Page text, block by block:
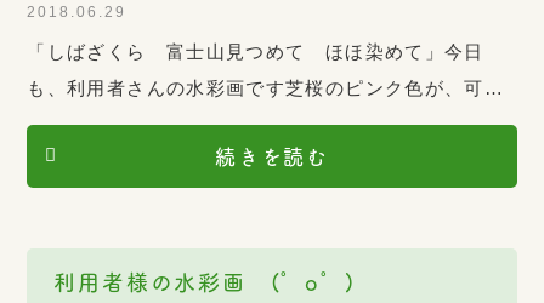
2018.06.29
「しばざくら 富士山見つめて ほほ染めて」今日
も、利用者さんの水彩画です芝桜のピンク色が、可愛
いですね デイサービスめぐみ
続きを読む
利用者様の水彩画 (゜o゜)